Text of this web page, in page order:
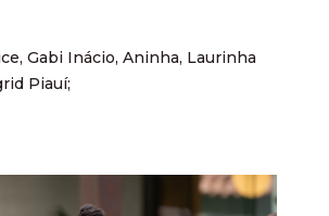
Gabi Inácio, Aninha, Laurinha
Piauí;